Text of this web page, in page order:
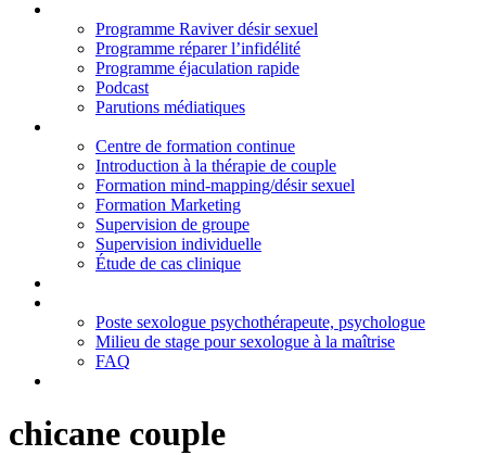
Programme Raviver désir sexuel
Programme réparer l’infidélité
Programme éjaculation rapide
Podcast
Parutions médiatiques
Centre de formation continue
Introduction à la thérapie de couple
Formation mind-mapping/désir sexuel
Formation Marketing
Supervision de groupe
Supervision individuelle
Étude de cas clinique
Poste sexologue psychothérapeute, psychologue
Milieu de stage pour sexologue à la maîtrise
FAQ
chicane couple